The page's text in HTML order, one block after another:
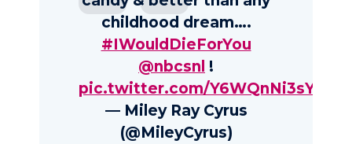
childhood dream….
#IWouldDieForYou
@nbcsnl !
pic.twitter.com/Y6WQnNi3sY
— Miley Ray Cyrus
(@MileyCyrus)